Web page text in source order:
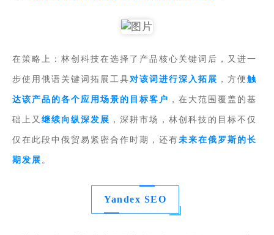
在策略上：林创科技在选择了产品核心关键词后，又进一
步使用俄语关键词拓展工具对该词进行深入拓展 ，方便 触
达该产品的各个应用场景的目标客户 ，在大范围覆盖的基
础上又 继续向纵深发展 ，深耕市场，林创科技的目标不仅
仅在此段中俄贸易紧密合作时期，还有未来在俄罗斯的长
期发展 。
Yandex SEO